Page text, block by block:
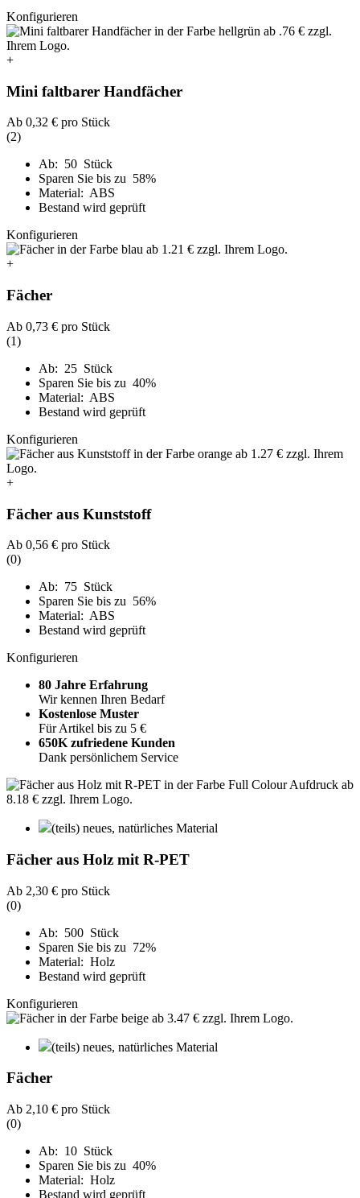
Konfigurieren
+
Mini faltbarer Handfächer
Ab 0,32 € pro Stück
(2)
Ab: 50 Stück
Sparen Sie bis zu 58%
Material: ABS
Bestand wird geprüft
Konfigurieren
+
Fächer
Ab 0,73 € pro Stück
(1)
Ab: 25 Stück
Sparen Sie bis zu 40%
Material: ABS
Bestand wird geprüft
Konfigurieren
+
Fächer aus Kunststoff
Ab 0,56 € pro Stück
(0)
Ab: 75 Stück
Sparen Sie bis zu 56%
Material: ABS
Bestand wird geprüft
Konfigurieren
80 Jahre Erfahrung
Wir kennen Ihren Bedarf
Kostenlose Muster
Für Artikel bis zu 5 €
650K zufriedene Kunden
Dank persönlichem Service
(teils) neues, natürliches Material
Fächer aus Holz mit R-PET
Ab 2,30 € pro Stück
(0)
Ab: 500 Stück
Sparen Sie bis zu 72%
Material: Holz
Bestand wird geprüft
Konfigurieren
(teils) neues, natürliches Material
Fächer
Ab 2,10 € pro Stück
(0)
Ab: 10 Stück
Sparen Sie bis zu 40%
Material: Holz
Bestand wird geprüft